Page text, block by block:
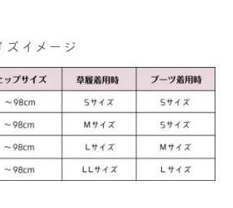
ズイメージ